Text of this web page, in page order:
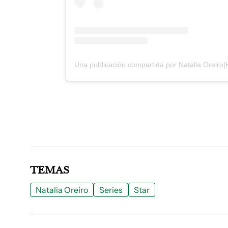
TEMAS
Natalia Oreiro Series Star